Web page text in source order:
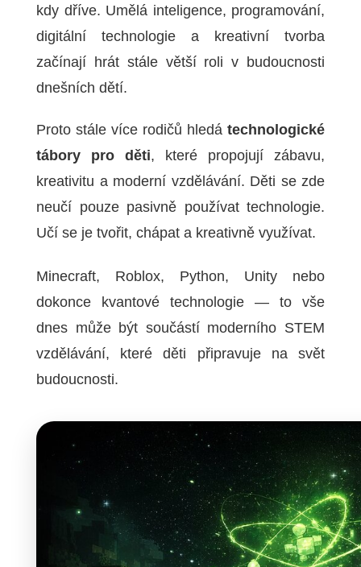
kdy dříve. Umělá inteligence, programování,
digitální technologie a kreativní tvorba
začínají hrát stále větší roli v budoucnosti
dnešních dětí.
Proto stále více rodičů hledá technologické
tábory pro děti, které propojují zábavu,
kreativitu a moderní vzdělávání. Děti se zde
neučí pouze pasivně používat technologie.
Učí se je tvořit, chápat a kreativně využívat.
Minecraft, Roblox, Python, Unity nebo
dokonce kvantové technologie — to vše
dnes může být součástí moderního STEM
vzdělávání, které děti připravuje na svět
budoucnosti.